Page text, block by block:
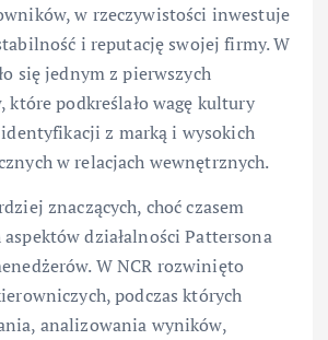
w rzeczywistości inwestuje
i reputację swojej firmy. W
się jednym z pierwszych
które podkreślało wagę kultury
z marką i wysokich
w relacjach wewnętrznych.
znaczących, choć czasem
działalności Pattersona
W NCR rozwinięto
podczas których
analizowania wyników,